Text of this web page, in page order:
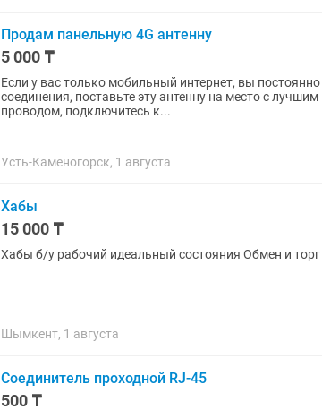
Продам панельную 4G антенну
5 000 ₸
Если у вас только мобильный интернет, вы
соединения, поставьте эту антенну на место с
проводом, подключитесь к...
Усть-Каменогорск, 1 августа
Хабы
15 000 ₸
Хабы б/у рабочий идеальный состояния Обмен и торг
Шымкент, 1 августа
Соединитель проходной RJ-45
500 ₸